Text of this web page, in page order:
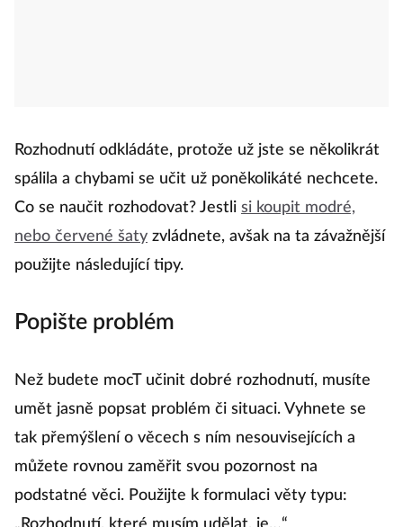
Rozhodnutí odkládáte, protože už jste se několikrát
spálila a chybami se učit už poněkolikáté nechcete.
Co se naučit rozhodovat? Jestli si koupit modré,
nebo červené šaty zvládnete, avšak na ta závažnější
použijte následující tipy.
Popište problém
Než budete mocT učinit dobré rozhodnutí, musíte
umět jasně popsat problém či situaci. Vyhnete se
tak přemýšlení o věcech s ním nesouvisejících a
můžete rovnou zaměřit svou pozornost na
podstatné věci. Použijte k formulaci věty typu: